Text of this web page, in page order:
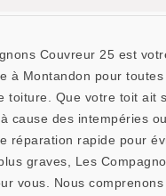
Couvreur 25 est
à Montandon pour toutes
toiture. Que votre toit ait
cause des intempéries
réparation rapide pour
graves, Les
vous. Nous